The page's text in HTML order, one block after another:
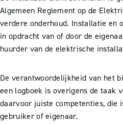
Algemeen Reglement op de
verdere onderhoud. Installatie en
in opdracht van of door de
huurder van de elektrische
De verantwoordelijkheid van het
een logboek is overigens de taak
daarvoor juiste competenties, die
gebruiker of eigenaar.